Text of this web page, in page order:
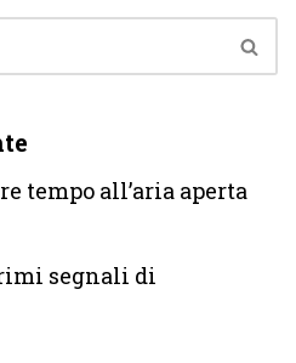
tempo all’aria aperta
segnali di